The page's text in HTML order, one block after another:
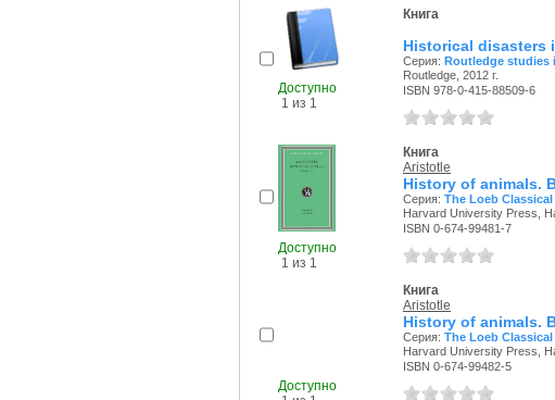
Доступно
1 из 1
Книга
Historical disasters
Серия: Routledge studies
Routledge, 2012 г.
ISBN 978-0-415-88509-6
Доступно
1 из 1
Книга
Aristotle
History of animals.
Серия: The Loeb
Harvard University Press,
ISBN 0-674-99481-7
Доступно
Книга
Aristotle
History of animals.
Серия: The Loeb
Harvard University Press,
ISBN 0-674-99482-5